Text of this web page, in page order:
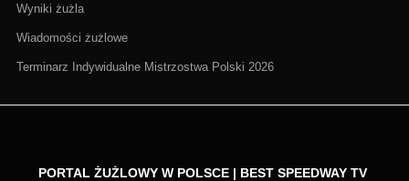
Wyniki żużla
Wiadomości żużlowe
Terminarz Indywidualne Mistrzostwa Polski 2026
PORTAL ŻUŻLOWY W POLSCE | BEST SPEEDWAY TV